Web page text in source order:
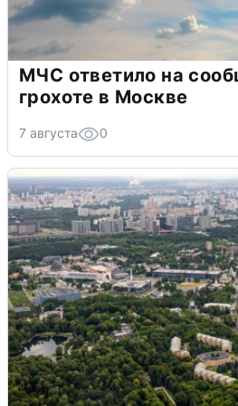
МЧС ответило на
грохоте в Москве
7 августа 0